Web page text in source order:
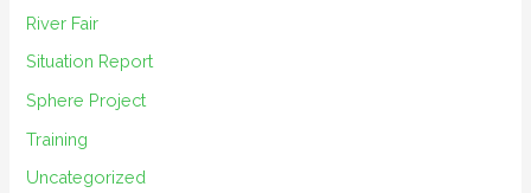
River Fair
Situation Report
Sphere Project
Training
Uncategorized